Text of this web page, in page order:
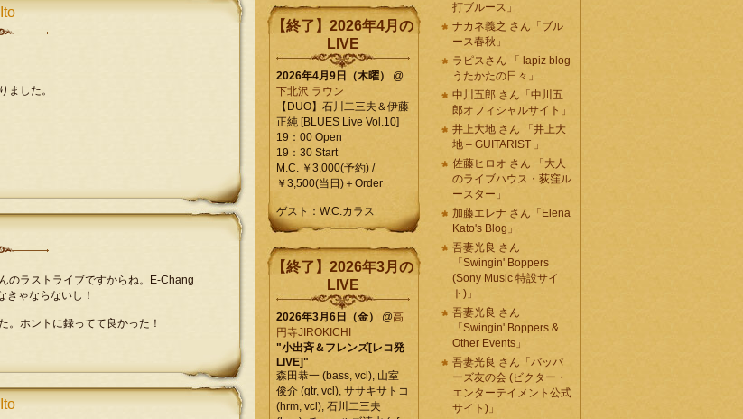
ました。
のラストライブですからね。E-Chang
きゃならないし！
。ホントに録ってて良かった！
【終了】2026年4月の
LIVE
2026年4月9日（木曜）
@
下北沢 ラウン
【DUO】石川二三夫＆伊藤
正純 [BLUES Live Vol.10]
19：00 Open
19：30 Start
M.C. ￥3,000(予約) /
￥3,500(当日)＋Order
ゲスト：W.C.カラス
【終了】2026年3月の
LIVE
2026年3月6日（金） @高
円寺JIROKICHI
"小出斉＆フレンズ[レコ発
LIVE]"
森田恭一 (bass, vcl), 山室
俊介 (gtr, vcl), ササキサトコ
(hrm, vcl), 石川二三夫
打ブルース」
ナカネ義之 さん「ブル
ース春秋」
ラピスさん 「 lapiz blog
うたかたの日々」
中川五郎 さん「中川五
郎オフィシャルサイト」
井上大地 さん 「井上大
地 – GUITARIST 」
佐藤ヒロオ さん 「大人
のライブハウス・荻窪ル
ースター」
加藤エレナ さん「Elena
Kato's Blog」
吾妻光良 さん
「Swingin' Boppers
(Sony Music 特設サイ
ト)」
吾妻光良 さん
「Swingin' Boppers &
Other Events」
吾妻光良 さん「バッパ
ーズ友の会 (ビクター・
エンターテイメント公式
サイト)」